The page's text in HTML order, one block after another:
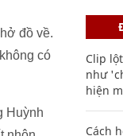
đồ về.
có
Huỳnh
Clip
như
hiện
Cách